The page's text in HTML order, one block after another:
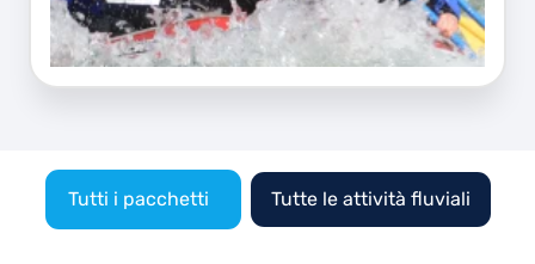
Tutti i pacchetti Tutte le attività fluviali